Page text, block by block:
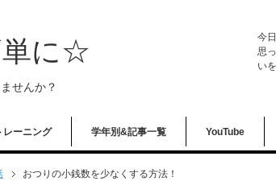
単に☆
せんか？
今
思
い
レーニング 学年別&記事一覧 YouTube
おつりの小銭数を少なくする方法！